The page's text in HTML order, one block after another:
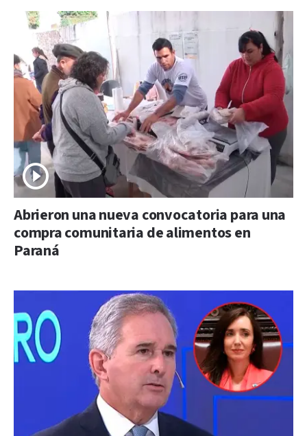
Abrieron una nueva convocatoria para una
compra comunitaria de alimentos en
Paraná